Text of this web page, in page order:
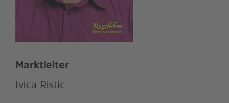
Marktleiter
Ivica Ristic